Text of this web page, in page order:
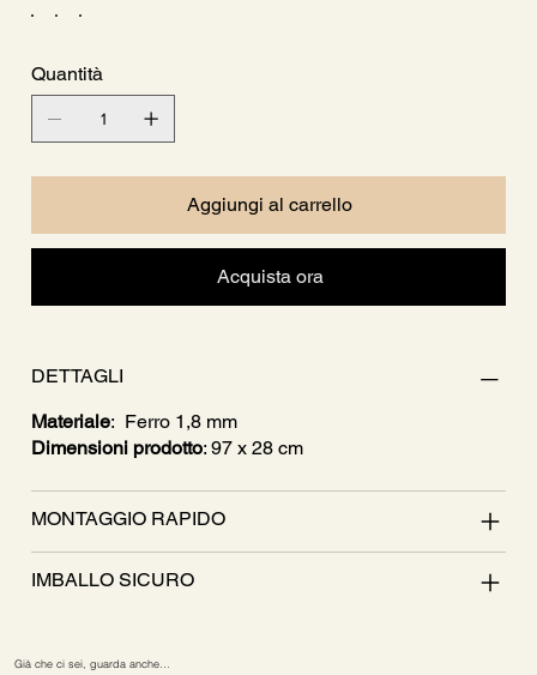
Quantità
Aggiungi al carrello
Acquista ora
DETTAGLI
Materiale: Ferro 1,8 mm
Dimensioni prodotto: 97 x 28 cm
MONTAGGIO RAPIDO
IMBALLO SICURO
Già che ci sei, guarda anche…